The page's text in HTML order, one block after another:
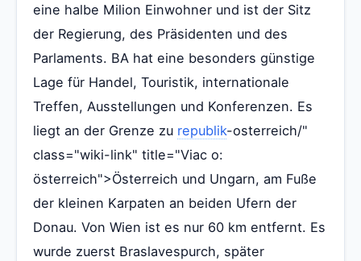
eine halbe Milion Einwohner und ist der Sitz
der Regierung, des Präsidenten und des
Parlaments. BA hat eine besonders günstige
Lage für Handel, Touristik, internationale
Treffen, Ausstellungen und Konferenzen. Es
liegt an der Grenze zu republik-osterreich/"
class="wiki-link" title="Viac o:
österreich">Österreich und Ungarn, am Fuße
der kleinen Karpaten an beiden Ufern der
Donau. Von Wien ist es nur 60 km entfernt. Es
wurde zuerst Braslavespurch, später